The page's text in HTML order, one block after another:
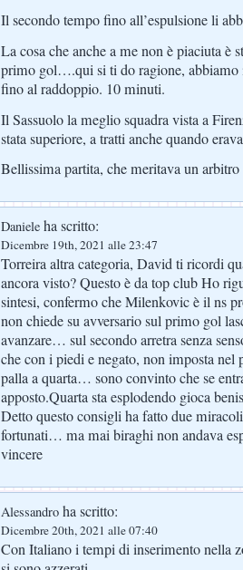
Il secondo tempo fino all’espulsione li
La cosa che anche a me non è piaciuta è
primo gol….qui si ti do ragione, abbiamo
fino al raddoppio. 10 minuti.
Il Sassuolo la meglio squadra vista a
stata superiore, a tratti anche quando
Bellissima partita, che meritava un
Daniele ha scritto:
Dicembre 19th, 2021 alle 23:47
Torreira altra categoria, David ti ricordi
ancora visto? Questo è da top club Ho
sintesi, confermo che Milenkovic è il ns
non chiede su avversario sul primo gol
avanzare… sul secondo arretra senza
che con i piedi e negato, non imposta
palla a quarta… sono convinto che se
apposto.Quarta sta esplodendo gioca
Detto questo consigli ha fatto due
fortunati… ma mai biraghi non andava
vincere
Alessandro ha scritto:
Dicembre 20th, 2021 alle 07:40
Con Italiano i tempi di inserimento nella